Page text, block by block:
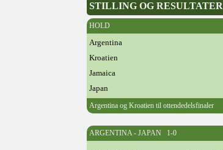
STILLING OG RESULTATER
HOLD
Argentina
Kroatien
Jamaica
Japan
Argentina og Kroatien til ottendedelsfinaler
ARGENTINA - JAPAN 1-0